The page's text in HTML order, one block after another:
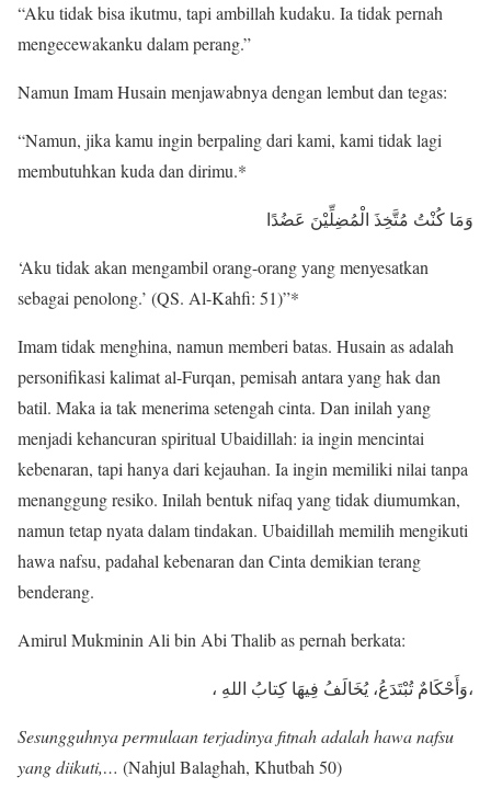
“Aku tidak bisa ikutmu, tapi ambillah kudaku. Ia tidak pernah
mengecewakanku dalam perang.”
Namun Imam Husain menjawabnya dengan lembut dan tegas:
“Namun, jika kamu ingin berpaling dari kami, kami tidak lagi
membutuhkan kuda dan dirimu.*
وَمَا كُنْتُ مُتَّخِذَ الْمُضِلِّيْنَ عَضُدًا
‘Aku tidak akan mengambil orang-orang yang menyesatkan
sebagai penolong.’ (QS. Al-Kahfi: 51)”*
Imam tidak menghina, namun memberi batas. Husain as adalah
personifikasi kalimat al-Furqan, pemisah antara yang hak dan
batil. Maka ia tak menerima setengah cinta. Dan inilah yang
menjadi kehancuran spiritual Ubaidillah: ia ingin mencintai
kebenaran, tapi hanya dari kejauhan. Ia ingin memiliki nilai tanpa
menanggung resiko. Inilah bentuk nifaq yang tidak diumumkan,
namun tetap nyata dalam tindakan. Ubaidillah memilih mengikuti
hawa nafsu, padahal kebenaran dan Cinta demikian terang
benderang.
Amirul Mukminin Ali bin Abi Thalib as pernah berkata:
، وَأَحْكَامٌ تُبْتَدَعُ، يُخَالَفُ فِيهَا كِتابُ اللهِ،
Sesungguhnya permulaan terjadinya fitnah adalah hawa nafsu
yang diikuti,… (Nahjul Balaghah, Khutbah 50)